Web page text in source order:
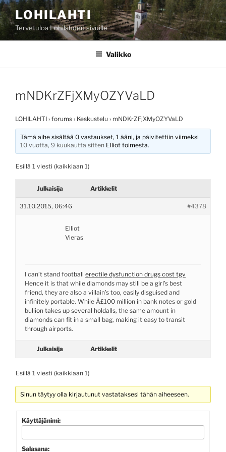
Siirry
sisältöönLOHILAHTI
Tervetuloa Lohilahden sivuille
Valikko
mNDKrZFjXMyOZYVaLD
LOHILAHTI › forums › Keskustelu › mNDKrZFjXMyOZYVaLD
Tämä aihe sisältää 0 vastaukset, 1 ääni, ja päivitettiin viimeksi
10 vuotta, 9 kuukautta sitten Elliot toimesta.
Esillä 1 viesti (kaikkiaan 1)
Julkaisija Artikkelit
31.10.2015, 06:46 #4378
Elliot
Vieras
I can’t stand football erectile dysfunction drugs cost tgv
Hence it is that while diamonds may still be a girl’s best
friend, they are also a villain’s too, easily disguised and
infinitely portable. While Â£100 million in bank notes or gold
bullion takes up several holdalls, the same amount in
diamonds can fit in a small bag, making it easy to transit
through airports.
Julkaisija Artikkelit
Esillä 1 viesti (kaikkiaan 1)
Sinun täytyy olla kirjautunut vastataksesi tähän aiheeseen.
Käyttäjänimi:
Salasana: